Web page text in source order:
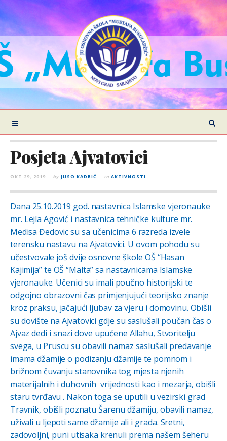
Posjeta Ajvatovici
OKT 29, 2019 by JUSO KADRIĆ in AKTIVNOSTI
Dana 25.10.2019 god. nastavnica Islamske vjeronauke
mr. Lejla Agović i nastavnica tehničke kulture mr.
Medisa Đedovic su sa učenicima 6 razreda izvele
terensku nastavu na Ajvatovici. U ovom pohodu su
učestvovale još dvije osnovne škole OŠ “Hasan
Kajimija” te OŠ “Malta” sa nastavnicama Islamske
vjeronauke. Učenici su imali poučno historijski te
odgojno obrazovni čas primjenjujući teorijsko znanje
kroz praksu, jačajući ljubav za vjeru i domovinu. Obišli
su dovište na Ajvatovici gdje su saslušali poučan čas o
Ajvaz dedi i snazi dove upućene Allahu, Stvoritelju
svega, u Pruscu su obavili namaz saslušali predavanje
imama džamije o podizanju džamije te pomnom i
brižnom čuvanju stanovnika tog mjesta njenih
materijalnih i duhovnih vrijednosti kao i mezarja, obišli
staru tvrđavu . Nakon toga se uputili u vezirski grad
Travnik, obišli poznatu Šarenu džamiju, obavili namaz,
uživali u ljepoti same džamije ali i grada. Sretni,
zadovoljni, puni utisaka krenuli prema našem šeheru